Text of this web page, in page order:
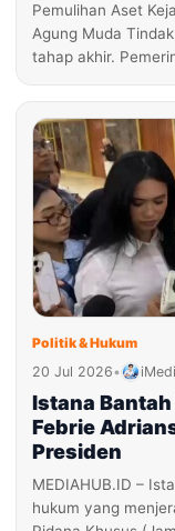
Pemulihan Aset
Agung Muda
tahap akhir.
Politik & Hukum
20 Jul 2026•
Istana
Febrie
Presiden
MEDIAHUB.ID –
hukum yang